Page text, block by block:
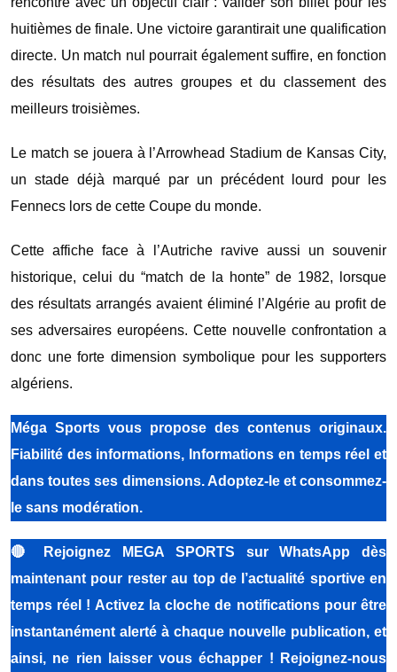
huitièmes de finale. Une victoire garantirait une qualification
directe. Un match nul pourrait également suffire, en fonction
des résultats des autres groupes et du classement des
meilleurs troisièmes.
Le match se jouera à l’Arrowhead Stadium de Kansas City,
un stade déjà marqué par un précédent lourd pour les
Fennecs lors de cette Coupe du monde.
Cette affiche face à l’Autriche ravive aussi un souvenir
historique, celui du “match de la honte” de 1982, lorsque
des résultats arrangés avaient éliminé l’Algérie au profit de
ses adversaires européens. Cette nouvelle confrontation a
donc une forte dimension symbolique pour les supporters
algériens.
Méga Sports vous propose des contenus originaux.
Fiabilité des informations, Informations en temps réel et
dans toutes ses dimensions. Adoptez-le et consommez-
le sans modération.
🔴
Rejoignez MEGA SPORTS sur WhatsApp dès
maintenant pour rester au top de l’actualité sportive en
temps réel ! Activez la cloche de notifications pour être
instantanément alerté à chaque nouvelle publication, et
ainsi, ne rien laisser vous échapper ! Rejoignez-nous